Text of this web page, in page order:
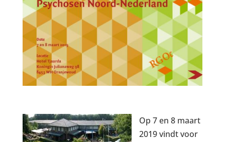
Op 7 en 8 maart
2019 vindt voor